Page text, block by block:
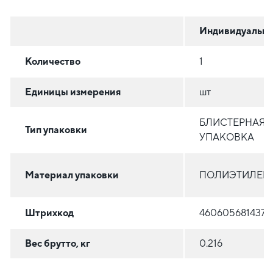
Количество 1
Единицы измерения шт
Тип упаковки
БЛИСТЕРНАЯ
УПАКОВКА
Материал упаковки ПОЛИЭТИЛЕН
Штрихкод 4606056814378
Вес брутто, кг 0.216